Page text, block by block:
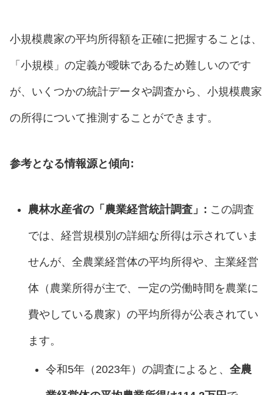
小規模農家の平均所得額を正確に把握することは、
「小規模」の定義が曖昧であるため難しいのです
が、いくつかの統計データや調査から、小規模農家
の所得について推測することができます。
参考となる情報源と傾向:
農林水産省の「農業経営統計調査」: この調査
では、経営規模別の詳細な所得は示されていま
せんが、全農業経営体の平均所得や、主業経営
体（農業所得が主で、一定の労働時間を農業に
費やしている農家）の平均所得が公表されてい
ます。
令和5年（2023年）の調査によると、全農